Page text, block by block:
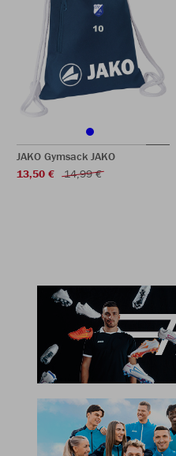
JAKO Gymsack JAKO
13,50 €
14,99 €